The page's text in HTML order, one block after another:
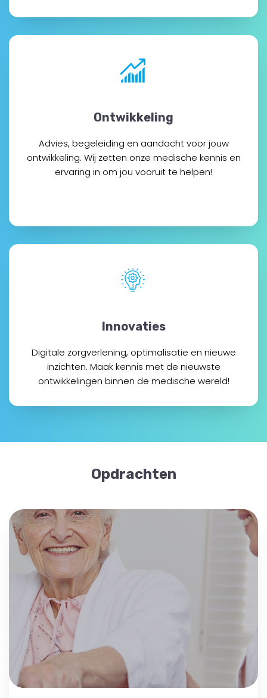
Ontwikkeling
Advies, begeleiding en aandacht voor jouw
ontwikkeling. Wij zetten onze medische kennis en
ervaring in om jou vooruit te helpen!
Innovaties
Digitale zorgverlening, optimalisatie en nieuwe
inzichten. Maak kennis met de nieuwste
ontwikkelingen binnen de medische wereld!
Opdrachten